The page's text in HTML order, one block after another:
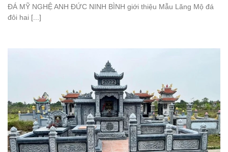
ĐÁ MỸ NGHỆ ANH ĐỨC NINH BÌNH giới thiệu Mẫu Lăng Mộ đá
đôi hai [...]